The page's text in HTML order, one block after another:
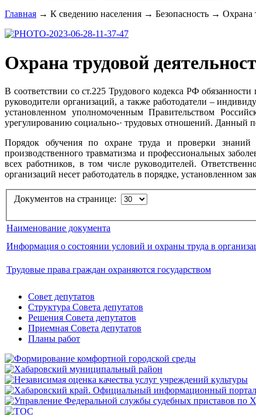
Главная → К сведению населения → Безопасность → Охрана
Охрана трудовой
В соответствии со ст.225 Трудового кодекса РФ
руководители организаций, а также работодатели –
установленном уполномоченным Правительством
урегулированию социально-· трудовых отношений.
Порядок обучения по охране труда и проверки знаний
производственного травматизма и профессиональных
всех работников, в том числе руководителей.
организаций несет работодатель в порядке, установленном
Документов на странице:
Наименование документа
Информация о состоянии условий и охраны труда в
Трудовые права граждан охраняются государством
Совет депутатов
Структура Совета депутатов
Решения Совета депутатов
Приемная Совета депутатов
Планы работ